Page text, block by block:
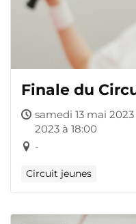
Finale du
samedi 13 mai
2023 à 18:00
-
Circuit jeunes